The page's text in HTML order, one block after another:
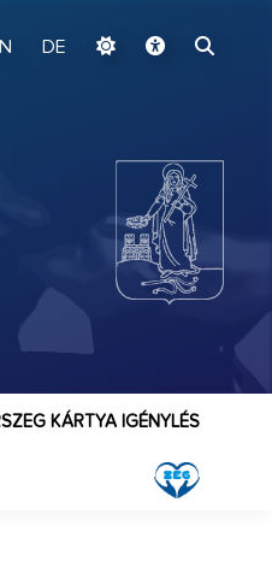
DE
KÁRTYA IGÉNYLÉS